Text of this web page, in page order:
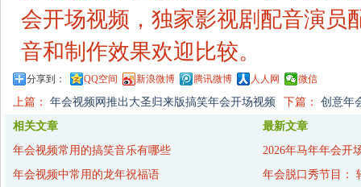
会开场视频，独家影视剧配音演员
音和制作效果欢迎比较。
分享到： QQ空间 新浪微博 腾讯微博 人人网 微信
上篇： 年会视频网推出大圣归来版搞笑年会开场视频 下篇： 创意年
相关文章
最新文章
年会视频常用的搞笑音乐有哪些
年会视频中常用的龙年祝福语
2026年马年年会开
年会脱口秀节目：